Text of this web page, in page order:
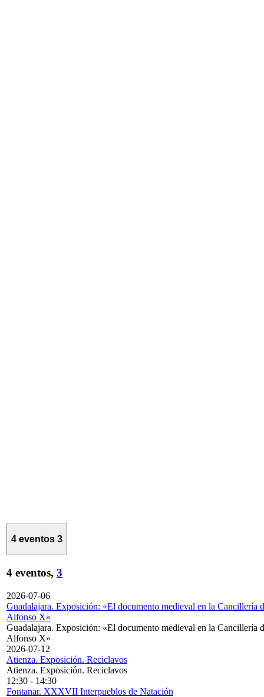
4 eventos 3
4 eventos, 3
2026-07-06
Guadalajara. Exposición: «El documento medieval en la Cancillería
Alfonso X»
Guadalajara. Exposición: «El documento medieval en la Cancillería
Alfonso X»
2026-07-12
Atienza. Exposición. Reciclavos
Atienza. Exposición. Reciclavos
12:30 - 14:30
Fontanar. XXXVII Interpueblos de Natación